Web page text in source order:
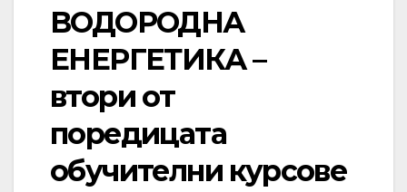
ВОДОРОДНА
ЕНЕРГЕТИКА –
втори от
поредицата
обучителни курсове